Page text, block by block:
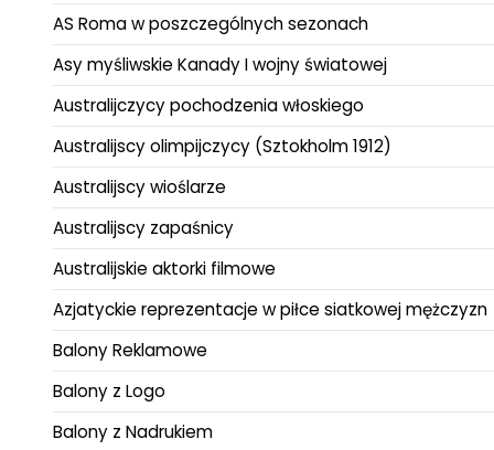
AS Roma w poszczególnych sezonach
Asy myśliwskie Kanady I wojny światowej
Australijczycy pochodzenia włoskiego
Australijscy olimpijczycy (Sztokholm 1912)
Australijscy wioślarze
Australijscy zapaśnicy
Australijskie aktorki filmowe
Azjatyckie reprezentacje w piłce siatkowej mężczyzn
Balony Reklamowe
Balony z Logo
Balony z Nadrukiem